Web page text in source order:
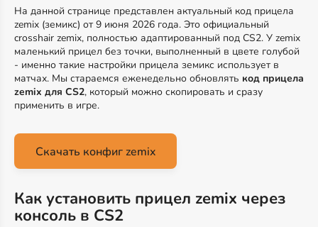
На данной странице представлен актуальный код прицела
zemix (земикс) от 9 июня 2026 года. Это официальный
crosshair zemix, полностью адаптированный под CS2. У zemix
маленький прицел без точки, выполненный в цвете голубой
- именно такие настройки прицела земикс использует в
матчах. Мы стараемся еженедельно обновлять код прицела
zemix для CS2, который можно скопировать и сразу
применить в игре.
Скачать конфиг zemix
Как установить прицел zemix через
консоль в CS2